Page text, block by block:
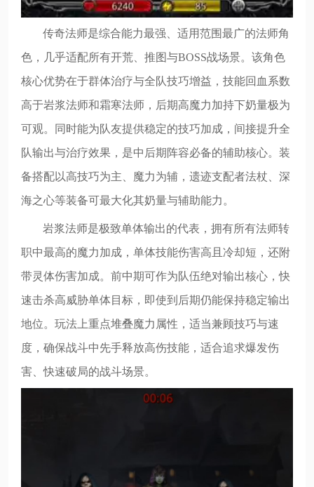
传奇法师是综合能力最强、适用范围最广的法师角
色，几乎适配所有开荒、推图与BOSS战场景。该角色
核心优势在于群体治疗与全队技巧增益，技能回血系数
高于岩浆法师和霜寒法师，后期高魔力加持下奶量极为
可观。同时能为队友提供稳定的技巧加成，间接提升全
队输出与治疗效果，是中后期阵容必备的辅助核心。装
备搭配以高技巧为主、魔力为辅，遗迹支配者法杖、深
海之心等装备可最大化其奶量与辅助能力。
岩浆法师是极致单体输出的代表，拥有所有法师转
职中最高的魔力加成，单体技能伤害高且冷却短，还附
带灵体伤害加成。前中期可作为队伍绝对输出核心，快
速击杀高威胁单体目标，即使到后期仍能保持稳定输出
地位。玩法上重点堆叠魔力属性，适当兼顾技巧与速
度，确保战斗中先手释放高伤技能，适合追求爆发伤
害、快速破局的战斗场景。